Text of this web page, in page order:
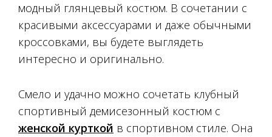
модный глянцевый костюм. В сочетании с
красивыми аксессуарами и даже обычными
кроссовками, вы будете выглядеть
интересно и оригинально.
Смело и удачно можно сочетать клубный
спортивный демисезонный костюм с
женской курткой в спортивном стиле. Она